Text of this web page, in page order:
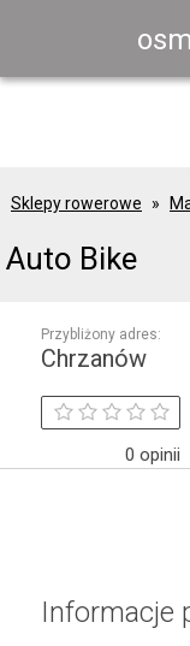
Sklepy rowerowe
Auto Bike
Przybliżony adres:
Chrzanów
0 opinii
Informacje